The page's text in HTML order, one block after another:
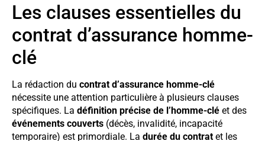
Les clauses essentielles du
contrat d’assurance homme-
clé
La rédaction du contrat d’assurance homme-clé
nécessite une attention particulière à plusieurs clauses
spécifiques. La définition précise de l’homme-clé et des
événements couverts (décès, invalidité, incapacité
temporaire) est primordiale. La durée du contrat et les